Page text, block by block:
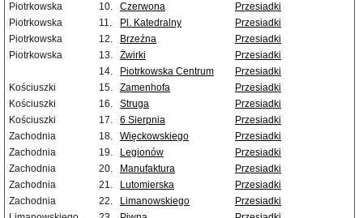
Piotrkowska
10. Czerwona
Przesiadki
Piotrkowska
11. Pl. Katedralny
Przesiadki
Piotrkowska
12. Brzeźna
Przesiadki
Piotrkowska
13. Żwirki
Przesiadki
14.
Piotrkowska Centrum
Przesiadki
Kościuszki
15. Zamenhofa
Przesiadki
Kościuszki
16. Struga
Przesiadki
Kościuszki
17. 6 Sierpnia
Przesiadki
Zachodnia
18. Więckowskiego
Przesiadki
Zachodnia
19. Legionów
Przesiadki
Zachodnia
20. Manufaktura
Przesiadki
Zachodnia
21. Lutomierska
Przesiadki
Zachodnia
22. Limanowskiego
Przesiadki